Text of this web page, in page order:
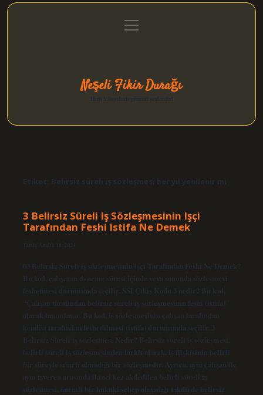
Gizlilik Politikası
menüyü
aç
Neşeli Fikir Durağı
Etiket: Belirsiz süreli iş sözleşmesi her yıl yenilenir mi
3 Belirsiz Süreli Iş Sözleşmesinin Işçi
Tarafından Feshi Istifa Ne Demek
Tarih: Aralık 18, 2024
03 Belirsiz Süreli iş sözleşmesinin işçi Tarafından Feshi Ne Demek?
Bu kod, çalışanın deneme süresi içinde veya sonunda sözleşmeyi
feshetmesi durumunda seçilir. SSI Çıkış Kodu 3 nedir? Bu kod,
“Çalışan tarafından belirsiz süreli iş sözleşmesinin feshi (istifa)”
olarak tanımlanır. Bu kod, iş sözleşmesinin çalışan tarafından
kendisi tarafından feshedilmesi (istifa) durumunda seçilir. 3
Belirsiz Süreli iş sözleşmesi Nedir? Belirsiz süreli iş sözleşmesi,
belirli süreli iş sözleşmesinden farklı olarak, iş ilişkisinin belirli
bir süreyle sınırlı olmadığı bir sözleşmedir. Ayrıca, aynı çalışan ile
aynı işveren arasında ikinci kez akdedilen belirli süreli iş
sözleşmesi, önemli bir hukuki sebep olmadığı takdirde belirsiz